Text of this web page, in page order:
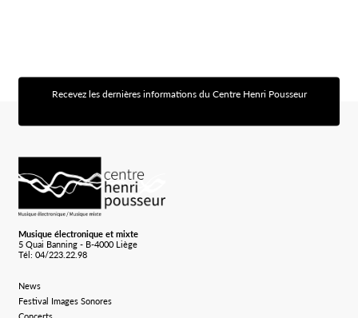
Recevez les dernières informations du Centre Henri Pousseur
Musique électronique et mixte
5 Quai Banning - B-4000 Liège
Tél: 04/223.22.98
News
Festival Images Sonores
Concerts